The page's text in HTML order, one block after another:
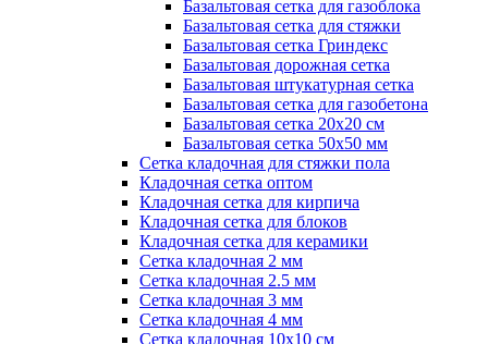
Базальтовая сетка для газоблока
Базальтовая сетка для стяжки
Базальтовая сетка Гриндекс
Базальтовая дорожная сетка
Базальтовая штукатурная сетка
Базальтовая сетка для газобетона
Базальтовая сетка 20x20 см
Базальтовая сетка 50x50 мм
Сетка кладочная для стяжки пола
Кладочная сетка оптом
Кладочная сетка для кирпича
Кладочная сетка для блоков
Кладочная сетка для керамики
Сетка кладочная 2 мм
Сетка кладочная 2.5 мм
Сетка кладочная 3 мм
Сетка кладочная 4 мм
Сетка кладочная 10x10 см